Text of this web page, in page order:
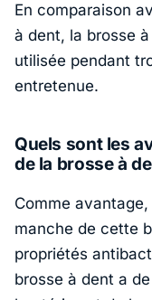
En comparaison
à dent, la brosse
utilisée pendant
entretenue.
Quels sont les
de la brosse à
Comme
manche de cette
propriétés
brosse à dent a